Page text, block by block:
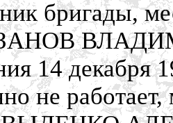
бригады,
14 декабря
не